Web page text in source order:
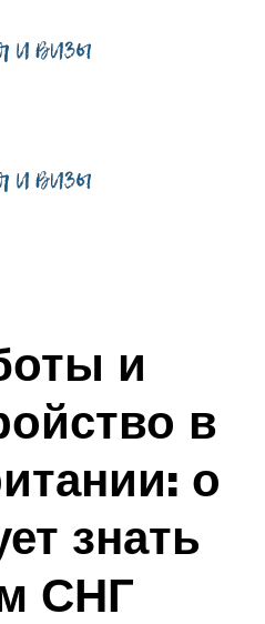
и
в
о
знать
СНГ